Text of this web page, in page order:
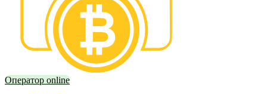
Оператор online